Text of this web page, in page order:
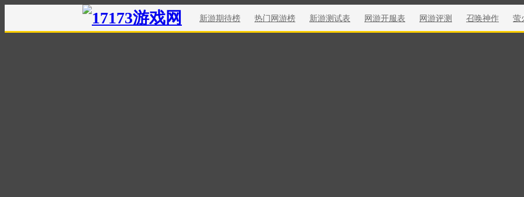
新游期待榜 热门网游榜 新游测试表 网游开服表 网游评测 召唤神作 萤